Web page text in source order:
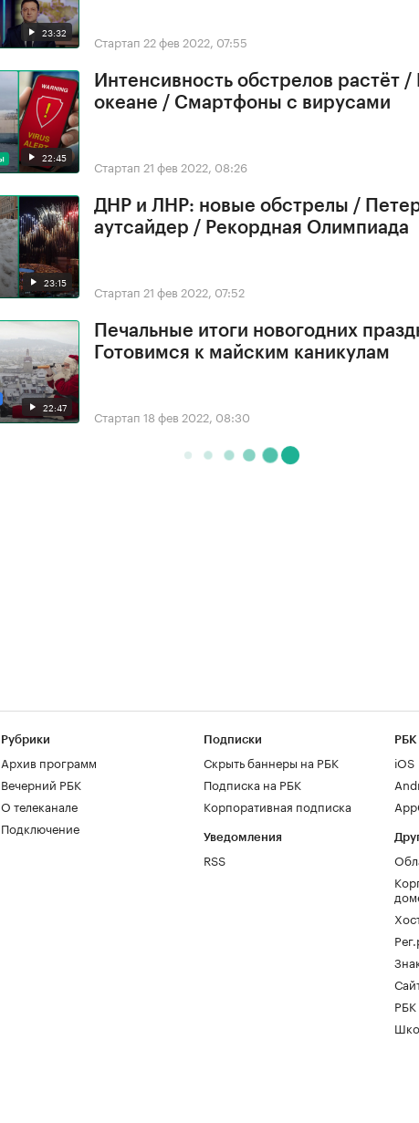
23:32 Стартап 22 фев 2022, 07:55
22:45
Интенсивность обстрелов растёт
океане / Смартфоны с вирусами
Стартап 21 фев 2022, 08:26
23:15
ДНР и ЛНР: новые обстрелы /
аутсайдер / Рекордная Олимпиада
Стартап 21 фев 2022, 07:52
22:47
Печальные итоги новогодних
Готовимся к майским каникулам
Стартап 18 фев 2022, 08:30
Рубрики
Архив программ
Вечерний РБК
О телеканале
Подключение
Подписки
Скрыть баннеры на РБК
Подписка на РБК
Корпоративная подписка
Уведомления
RSS
РБК
iOS